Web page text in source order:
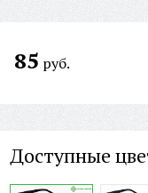
85 руб.
Доступные